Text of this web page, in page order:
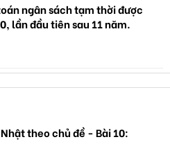
ngân sách tạm thời được
lần đầu tiên sau 11 năm.
theo chủ đề - Bài 10: